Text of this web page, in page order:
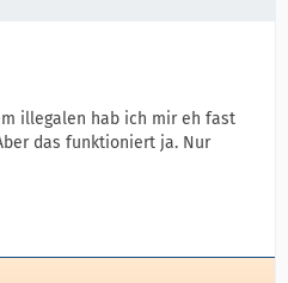
illegalen hab ich mir eh fast
das funktioniert ja. Nur